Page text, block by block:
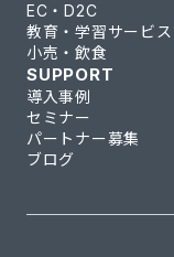
EC・D2C
教育・学習サービス
小売・飲食
SUPPORT
導入事例
セミナー
パートナー募集
ブログ